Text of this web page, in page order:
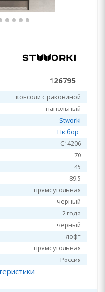
126795
консоли с раковиной
напольный
Stworki
Нюборг
С14206
70
45
89.5
прямоугольная
черный
2 года
черный
лофт
прямоугольная
Россия